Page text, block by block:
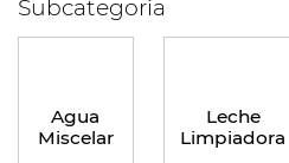
Subcategoría
Agua
Miscelar
Leche
Limpiadora